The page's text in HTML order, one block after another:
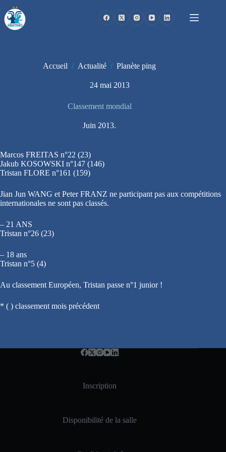
au
contenu
Accueil / Actualité / Planète ping
24 mai 2013
Classement mondial
Juin 2013.
Marcos FREITAS n°22 (23)
Jakub KOSOWSKI n°147 (146)
Tristan FLORE n°161 (159)
Jian Jun WANG et Peter FRANZ ne participant pas aux compétitions
internationales ne sont pas classés.
– 21 ANS
Tristan n°26 (23)
– 18 ans
Tristan n°5 (4)
Au classement Européen, Tristan passe n°1 junior !
* ( ) classement mois précédent
Inscription
Disponibilité de la salle